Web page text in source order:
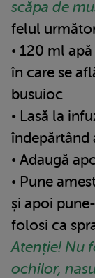
scăpa de
felul
• 120 ml
în care se
busuioc
• Lasă la
îndepărtând
• Adaugă
• Pune
și apoi
folosi ca
Atenție! Nu
ochilor,